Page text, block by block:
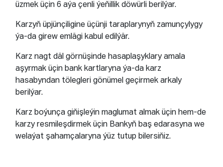
üzmek üçin 6 aýa çenli ýeňillik döwürli berilýar.
Karzyň üpjünçiligine üçünji taraplarynyň zamunçylygy
ýa-da girew emlägi kabul edilýär.
Karz nagt däl görnüşinde hasaplaşyklary amala
aşyrmak üçin bank kartlaryna ýa-da karz
hasabyndan tölegleri gönümel geçirmek arkaly
berilýar.
Karz boýunça giňişleýin maglumat almak üçin hem-de
karzy resmileşdirmek üçin Bankyň baş edarasyna we
welaýat şahamçalaryna ýüz tutup bilersiňiz.